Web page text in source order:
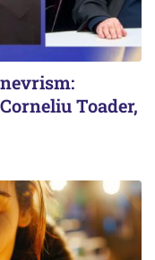
Toader,